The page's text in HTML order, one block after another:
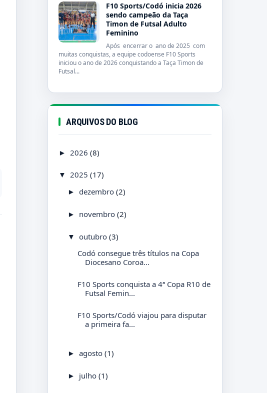
F10 Sports/Codó inicia 2026
sendo campeão da Taça
Timon de Futsal Adulto
Feminino
Após encerrar o ano de 2025 com
muitas conquistas, a equipe codoense F10 Sports
iniciou o ano de 2026 conquistando a Taça Timon de
Futsal...
ARQUIVOS DO BLOG
► 2026 (8)
▼ 2025 (17)
► dezembro (2)
► novembro (2)
▼ outubro (3)
Codó consegue três títulos na Copa
Diocesano Coroa...
F10 Sports conquista a 4ª Copa R10 de
Futsal Femin...
F10 Sports/Codó viajou para disputar
a primeira fa...
► agosto (1)
► julho (1)